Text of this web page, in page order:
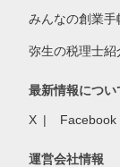
みんなの創業手
弥生の税理士紹
最新情報につい
X Facebook
運営会社情報